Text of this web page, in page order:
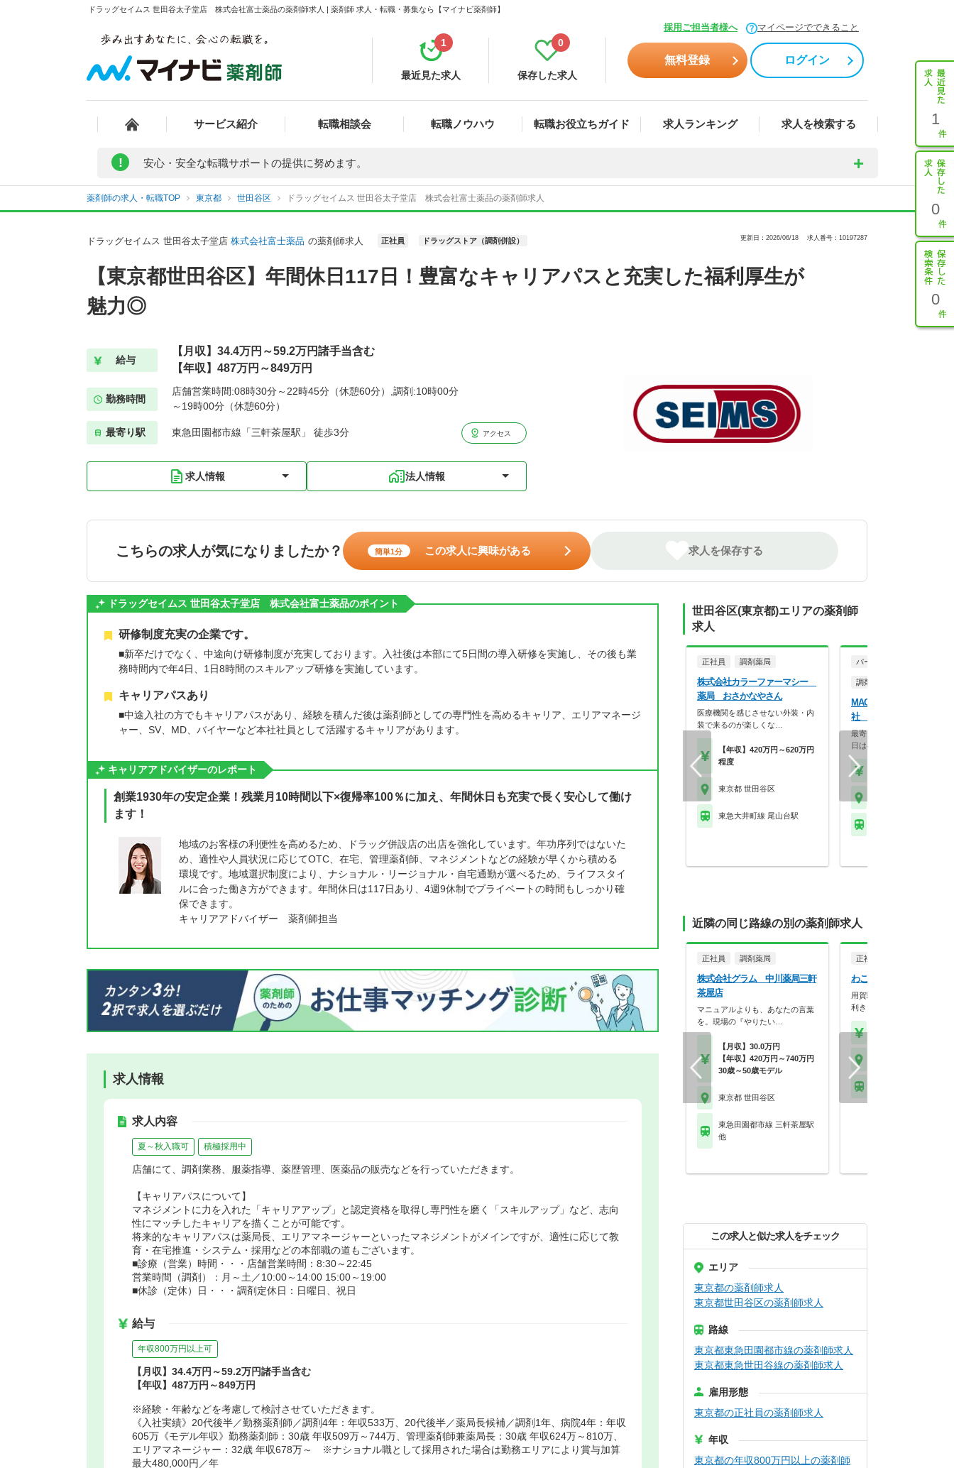
ドラッグセイムス 世田谷太子堂店 株式会社富士薬品の薬剤師求人 | 薬剤師 求人・転職・募集なら【マイナビ薬剤師】
採用ご担当者様へ マイページでできること
最近見た求人
1
保存した求人
0
無料登録 ログイン
サービス紹介 転職相談会 転職ノウハウ 転職お役立ちガイド 求人ランキング 求人を検索する 1
0
0
! 安心・安全な転職サポートの提供に努めます。
薬剤師の求人・転職TOP 東京都 世田谷区 ドラッグセイムス 世田谷太子堂店 株式会社富士薬品の薬剤師求人
ドラッグセイムス 世田谷太子堂店 株式会社富士薬品 の薬剤師求人 正社員 ドラッグストア（調剤併設） 更新日：2026/06/18 求人番号：10197287
【東京都世田谷区】年間休日117日！豊富なキャリアパスと充実した福利厚生が
魅力◎
給与
【月収】34.4万円～59.2万円諸手当含む
【年収】487万円～849万円
勤務時間
店舗営業時間:08時30分～22時45分（休憩60分）,調剤:10時00分
～19時00分（休憩60分）
最寄り駅 東急田園都市線「三軒茶屋駅」 徒歩3分 アクセス
求人情報 法人情報
こちらの求人が気になりましたか？ 簡単1分 この求人に興味がある 求人を保存する
ドラッグセイムス 世田谷太子堂店 株式会社富士薬品のポイント
研修制度充実の企業です。
■新卒だけでなく、中途向け研修制度が充実しております。入社後は本部にて5日間の導入研修を実施し、その後も業
務時間内で年4日、1日8時間のスキルアップ研修を実施しています。
キャリアパスあり
■中途入社の方でもキャリアパスがあり、経験を積んだ後は薬剤師としての専門性を高めるキャリア、エリアマネージ
ャー、SV、MD、バイヤーなど本社社員として活躍するキャリアがあります。
キャリアアドバイザーのレポート
創業1930年の安定企業！残業月10時間以下×復帰率100％に加え、年間休日も充実で長く安心して働け
ます！
地域のお客様の利便性を高めるため、ドラッグ併設店の出店を強化しています。年功序列ではないた
め、適性や人員状況に応じてOTC、在宅、管理薬剤師、マネジメントなどの経験が早くから積める
環境です。地域選択制度により、ナショナル・リージョナル・自宅通勤が選べるため、ライフスタイ
ルに合った働き方ができます。年間休日は117日あり、4週9休制でプライベートの時間もしっかり確
保できます。
キャリアアドバイザー 薬剤師担当
求人情報
求人内容
夏～秋入職可 積極採用中
店舗にて、調剤業務、服薬指導、薬歴管理、医薬品の販売などを行っていただきます。
【キャリアパスについて】
マネジメントに力を入れた「キャリアアップ」と認定資格を取得し専門性を磨く「スキルアップ」など、志向
性にマッチしたキャリアを描くことが可能です。
将来的なキャリアパスは薬局長、エリアマネージャーといったマネジメントがメインですが、適性に応じて教
育・在宅推進・システム・採用などの本部職の道もございます。
■診療（営業）時間・・・店舗営業時間：8:30～22:45
営業時間（調剤）：月～土／10:00～14:00 15:00～19:00
■休診（定休）日・・・調剤定休日：日曜日、祝日
給与
年収800万円以上可
【月収】34.4万円～59.2万円諸手当含む
【年収】487万円～849万円
※経験・年齢などを考慮して検討させていただきます。
《入社実績》20代後半／勤務薬剤師／調剤4年：年収533万、20代後半／薬局長候補／調剤1年、病院4年：年収
605万《モデル年収》勤務薬剤師：30歳 年収509万～744万、管理薬剤師兼薬局長：30歳 年収624万～810万、
エリアマネージャー：32歳 年収678万～ ※ナショナル職として採用された場合は勤務エリアにより賞与加算
最大480,000円／年
世田谷区(東京都)エリアの薬剤師
求人
正社員 調剤薬局
株式会社カラーファーマシー
薬局 おさかなやさん
医療機関を感じさせない外装・内
装で来るのが楽しくな…
【年収】420万円～620万円
程度
東京都 世田谷区
東急大井町線 尾山台駅
パート・アルバイト
調剤薬局
MACホールディングス株
社 れんげ薬局 世田谷中
最寄り駅から徒歩約10分！
日は半日のみの勤務…
近隣の同じ路線の別の薬剤師求人
正社員 調剤薬局
株式会社グラム 中川薬局三軒
茶屋店
マニュアルよりも、あなたの言葉
を。現場の『やりたい…
【月収】30.0万円
【年収】420万円～740万円
30歳～50歳モデル
東京都 世田谷区
東急田園都市線 三軒茶屋駅
他
正社員
わこう薬局 わこう薬局
用賀駅徒歩3分！！休みに融
利き、残業もほぼ無い…
この求人と似た求人をチェック
エリア
東京都の薬剤師求人
東京都世田谷区の薬剤師求人
路線
東京都東急田園都市線の薬剤師求人
東京都東急世田谷線の薬剤師求人
雇用形態
東京都の正社員の薬剤師求人
年収
東京都の年収800万円以上の薬剤師